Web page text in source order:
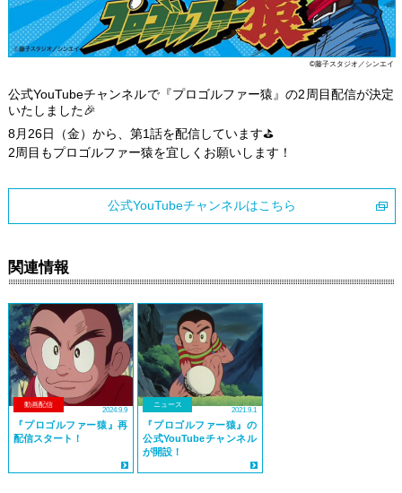
©藤子スタジオ／シンエイ
公式YouTubeチャンネルで『プロゴルファー猿』の2周目配信が決定
いたしました🎉
8月26日（金）から、第1話を配信しています⛳️
2周目もプロゴルファー猿を宜しくお願いします！
公式YouTubeチャンネルはこちら
関連情報
動画配信
2024.9.9
『プロゴルファー猿』再
配信スタート！
ニュース
2021.9.1
『プロゴルファー猿』の
公式YouTubeチャンネル
が開設！